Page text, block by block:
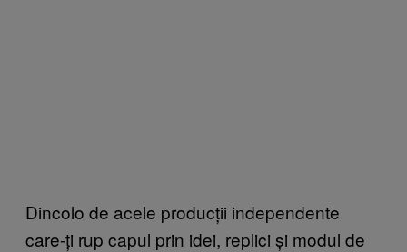
Dincolo de acele producții independente
care-ți rup capul prin idei, replici și modul de